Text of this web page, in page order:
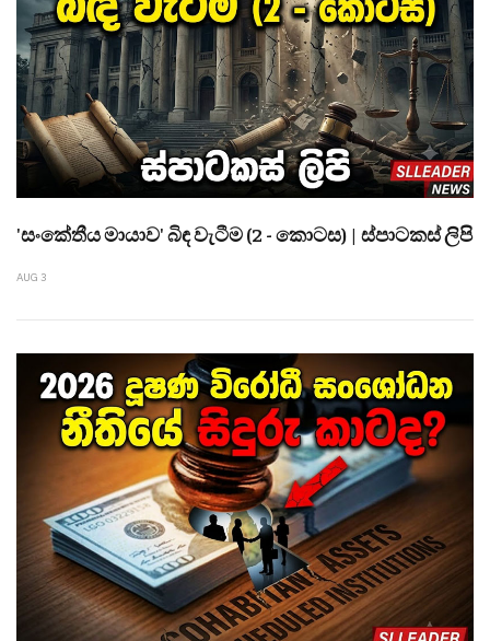
'සංකේතීය මායාව' බිඳ වැටීම (2 - කොටස) | ස්පාටකස් ලිපි
AUG 3